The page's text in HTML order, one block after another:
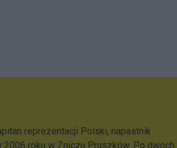
reprezentacji Polski, napastnik
2006 roku w Zniczu Pruszków. Po dwóch